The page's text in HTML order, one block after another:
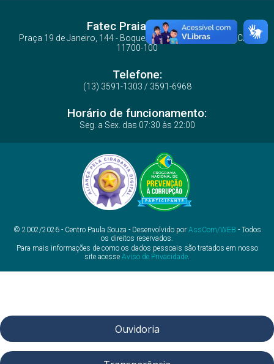
Fatec Praia Grande
Praça 19 de Janeiro, 144 - Boqueirão - Praia Grande/SP - CEP:
11700-100
Telefone:
(13) 3591-1303 / 3591-6968
Horário de funcionamento:
Seg. a Sex. das 07:30 às 22:00
© 2002/2026 - Centro Paula Souza - Desenvolvido por AssCom/WEB - Todos
os direitos reservados.
Para mais informações de como os dados pessoais são tratados em nosso
site acesse Aviso de Privacidade
Ouvidoria